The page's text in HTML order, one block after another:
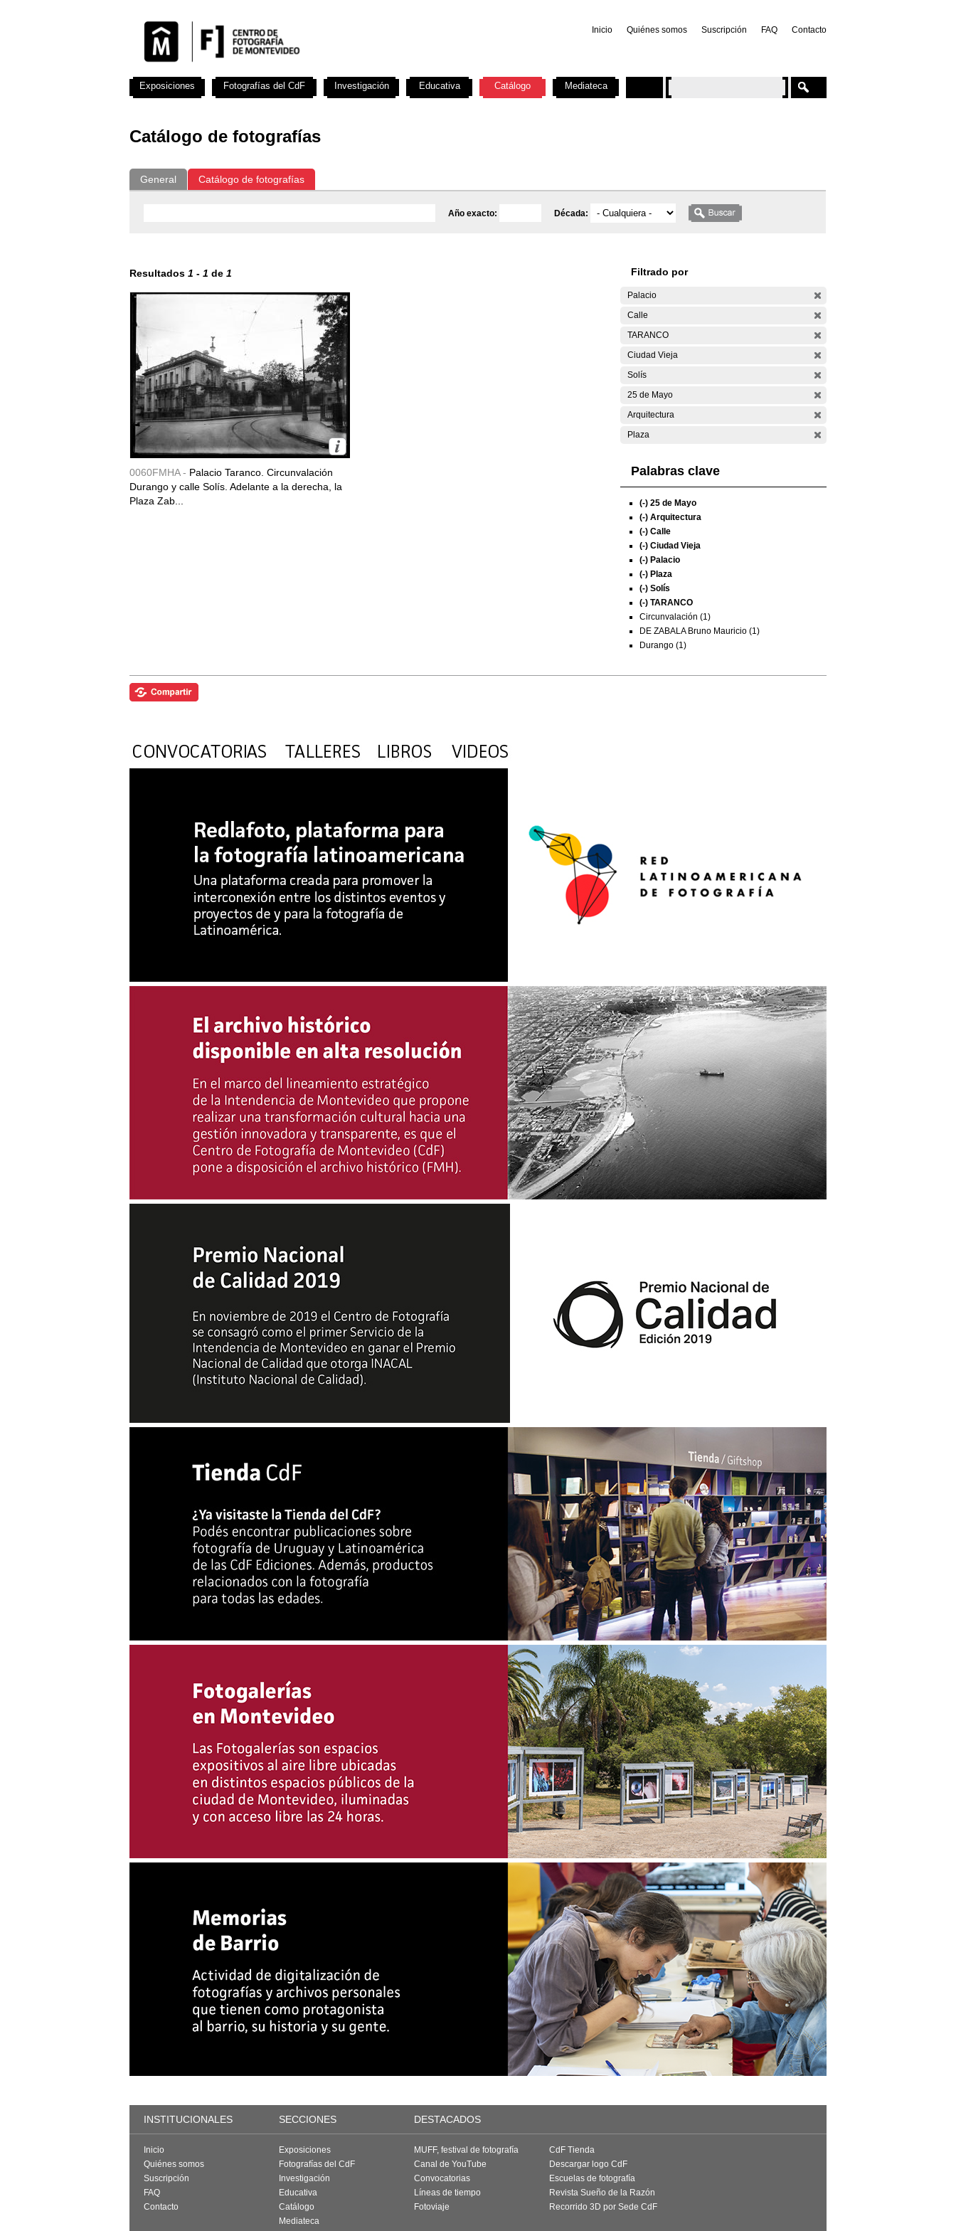
Inicio Quiénes somos Suscripción FAQ Contacto
Catálogo de fotografías
General Catálogo de fotografías
Año exacto: Década:
Resultados 1 - 1 de 1
0060FMHA - Palacio Taranco. Circunvalación
Durango y calle Solís. Adelante a la derecha, la
Plaza Zab...
Filtrado por
Palacio
Calle
TARANCO
Ciudad Vieja
Solís
25 de Mayo
Arquitectura
Plaza
Palabras clave
(-) 25 de Mayo
(-) Arquitectura
(-) Calle
(-) Ciudad Vieja
(-) Palacio
(-) Plaza
(-) Solís
(-) TARANCO
Circunvalación (1)
DE ZABALA Bruno Mauricio (1)
Durango (1)
Exposiciones Fotografías del CdF Investigación Educativa Catálogo Mediateca
INSTITUCIONALES SECCIONES DESTACADOS
Inicio
Quiénes somos
Suscripción
FAQ
Contacto
Exposiciones
Fotografías del CdF
Investigación
Educativa
Catálogo
Mediateca
MUFF, festival de fotografía
Canal de YouTube
Convocatorias
Líneas de tiempo
Fotoviaje
CdF Tienda
Descargar logo CdF
Escuelas de fotografía
Revista Sueño de la Razón
Recorrido 3D por Sede CdF